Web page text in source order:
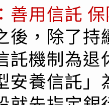
善用信託
後，除了
託機制為
安養信託